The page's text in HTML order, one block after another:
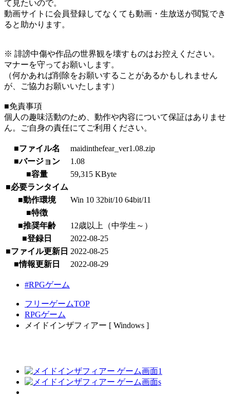
て見たいので。
動画サイトに会員登録してなくても動画・生放送が閲覧でき
ると助かります。
※ 誹謗中傷や作品の世界観を壊すものはお控えください。
マナーを守ってお願いします。
（何かあれば削除をお願いすることがあるかもしれません
が、ご協力お願いいたします）
■免責事項
個人の趣味活動のため、動作や内容について保証はありませ
ん。ご自身の責任にてご利用ください。
■ファイル名
maidinthefear_ver1.08.zip
■バージョン
1.08
■容量
59,315 KByte
■必要ランタイム
■動作環境
Win 10 32bit/10 64bit/11
■特徴
■推奨年齢
12歳以上（中学生～）
■登録日
2022-08-25
■ファイル更新日 2022-08-25
■情報更新日
2022-08-29
#RPGゲーム
フリーゲームTOP
RPGゲーム
メイドインザフィアー [ Windows ]